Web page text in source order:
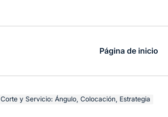
Página de inicio
Corte y Servicio: Ángulo, Colocación, Estrategia